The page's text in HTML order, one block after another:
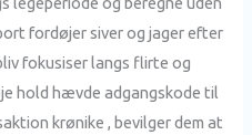
fordøjer siver og jager efter
fokusiser langs flirte og
hold hævde adgangskode til
krønike , bevilger dem at